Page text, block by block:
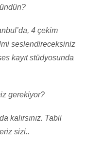
4 çekim
seslendireceksiniz
kayıt stüdyosunda
gerekiyor?
kalırsınız. Tabii
sizi..